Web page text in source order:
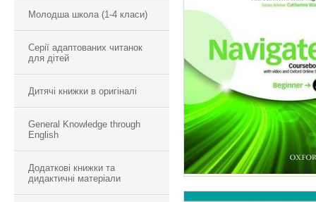
Молодша школа (1-4 класи)
Серії адаптованих читанок
для дітей
Дитячі книжки в оригіналі
General Knowledge through
English
Додаткові книжки та
дидактичні матеріали
NAVIGATE
BEGINNER